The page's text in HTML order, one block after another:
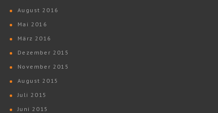
August 2016
Mai 2016
März 2016
Dezember 2015
November 2015
August 2015
Juli 2015
Juni 2015